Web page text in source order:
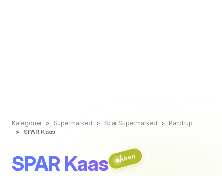
Kategorier Supermarked Spar Supermarked
Pandrup
SPAR Kaas
SPAR Kaas Åben